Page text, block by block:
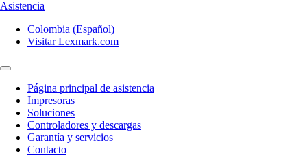
Asistencia
Colombia (Español)
Visitar Lexmark.com
Página principal de asistencia
Impresoras
Soluciones
Controladores y descargas
Garantía y servicios
Contacto